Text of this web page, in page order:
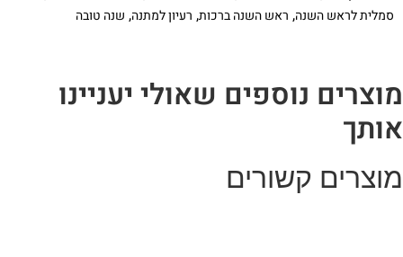
סמלית לראש השנה,ראש השנה ברכות,רעיון למתנה,שנה טובה
נוספים שאולי יעניינו
קשורים